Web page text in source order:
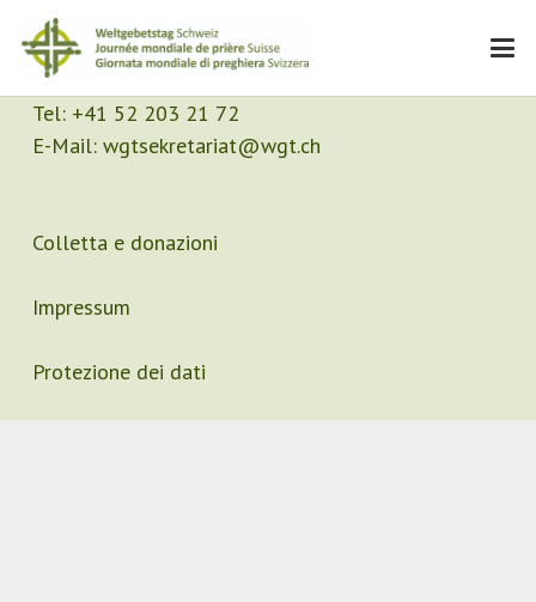
Contatto
Segretariato
Tel: +41 52 203 21 72
E-Mail: wgtsekretariat@wgt.ch
Colletta e donazioni
Impressum
Protezione dei dati